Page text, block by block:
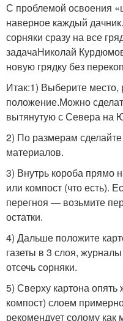
С проблемой освоения
наверное каждый
сорняки сразу на все
задачаНиколай
новую грядку без
Итак:1) Выберите место,
положение.Можно
вытянутую с Севера на
2) По размерам
материалов.
3) Внутрь короба прямо
или компост (что есть).
перегноя — возьмите
остатки.
4) Дальше положите
газеты в 3 слоя,
отсечь сорняки.
5) Сверху картона
компост) слоем
рекомендует солому как